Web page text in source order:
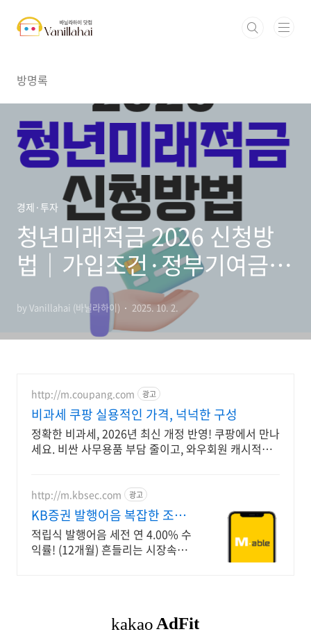
방명록
경제·투자
청년미래적금 2026 신청방
법│가입조건·정부기여금
6~12% 총정리
by Vanillahai (바닐라하이) 2025. 10. 2.
http://m.coupang.com 광고
비과세 쿠팡 실용적인 가격, 넉넉한 구성
정확한 비과세, 2026년 최신 개정 반영! 쿠팡에서 만나
세요. 비싼 사무용품 부담 줄이고, 와우회원 캐시적립
http://m.kbsec.com 광고
KB증권 발행어음 복잡한 조건
없이 누구나
적립식 발행어음 세전 연 4.00% 수
익률! (12개월) 흔들리는 시장속에